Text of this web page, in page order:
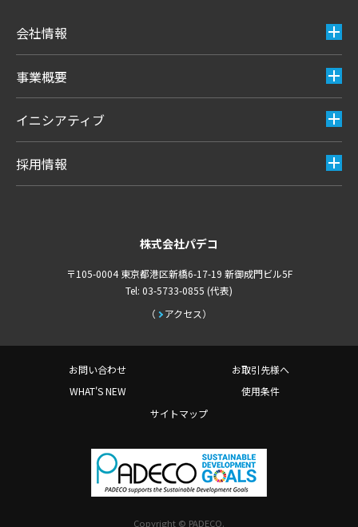
会社情報
事業概要
イニシアティブ
採用情報
株式会社パデコ
〒105-0004 東京都港区新橋6-17-19 新御成門ビル5F
アクセス
Tel: 03-5733-0855 (代表)
お問い合わせ
お取引先様へ
WHAT'S NEW
使用条件
サイトマップ
Copyright © PADECO.